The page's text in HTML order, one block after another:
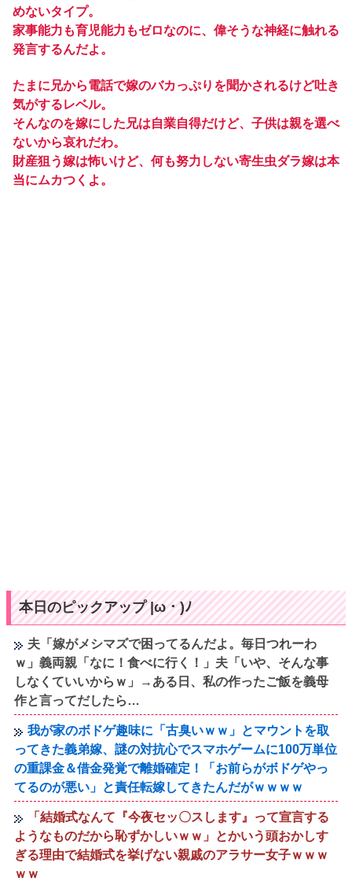
めないタイプ。
家事能力も育児能力もゼロなのに、偉そうな神経に触れる
発言するんだよ。
たまに兄から電話で嫁のバカっぷりを聞かされるけど吐き
気がするレベル。
そんなのを嫁にした兄は自業自得だけど、子供は親を選べ
ないから哀れだわ。
財産狙う嫁は怖いけど、何も努力しない寄生虫ダラ嫁は本
当にムカつくよ。
本日のピックアップ |ω・)ﾉ
夫「嫁がメシマズで困ってるんだよ。毎日つれーわ
ｗ」義両親「なに！食べに行く！」夫「いや、そんな事
しなくていいからｗ」→ある日、私の作ったご飯を義母
作と言ってだしたら…
我が家のボドゲ趣味に「古臭いｗｗ」とマウントを取
ってきた義弟嫁、謎の対抗心でスマホゲームに100万単位
の重課金＆借金発覚で離婚確定！「お前らがボドゲやっ
てるのが悪い」と責任転嫁してきたんだがｗｗｗｗ
「結婚式なんて『今夜セッ〇スします』って宣言する
ようなものだから恥ずかしいｗｗ」とかいう頭おかしす
ぎる理由で結婚式を挙げない親戚のアラサー女子ｗｗｗ
ｗｗ